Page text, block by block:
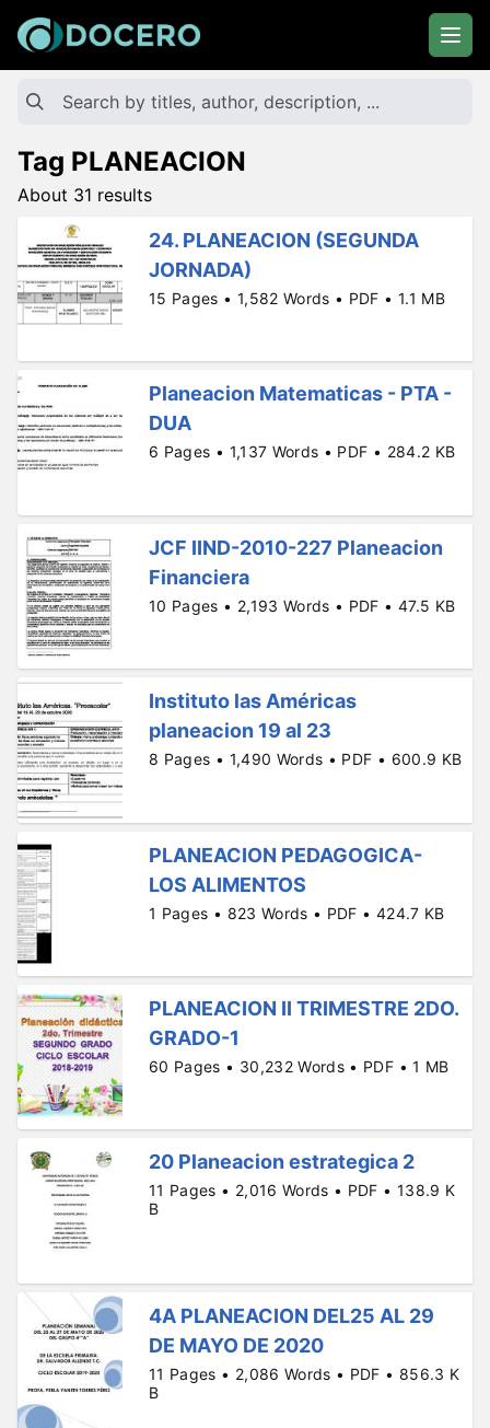
Tag PLANEACION
About 31 results
24. PLANEACION (SEGUNDA
JORNADA)
15 Pages • 1,582 Words • PDF • 1.1 MB
Planeacion Matematicas - PTA -
DUA
6 Pages • 1,137 Words • PDF • 284.2 KB
JCF IIND-2010-227 Planeacion
Financiera
10 Pages • 2,193 Words • PDF • 47.5 KB
Instituto las Américas
planeacion 19 al 23
8 Pages • 1,490 Words • PDF • 600.9 KB
PLANEACION PEDAGOGICA-
LOS ALIMENTOS
1 Pages • 823 Words • PDF • 424.7 KB
PLANEACION II TRIMESTRE 2DO.
GRADO-1
60 Pages • 30,232 Words • PDF • 1 MB
20 Planeacion estrategica 2
11 Pages • 2,016 Words • PDF • 138.9 K
B
4A PLANEACION DEL25 AL 29
DE MAYO DE 2020
11 Pages • 2,086 Words • PDF • 856.3 K
B